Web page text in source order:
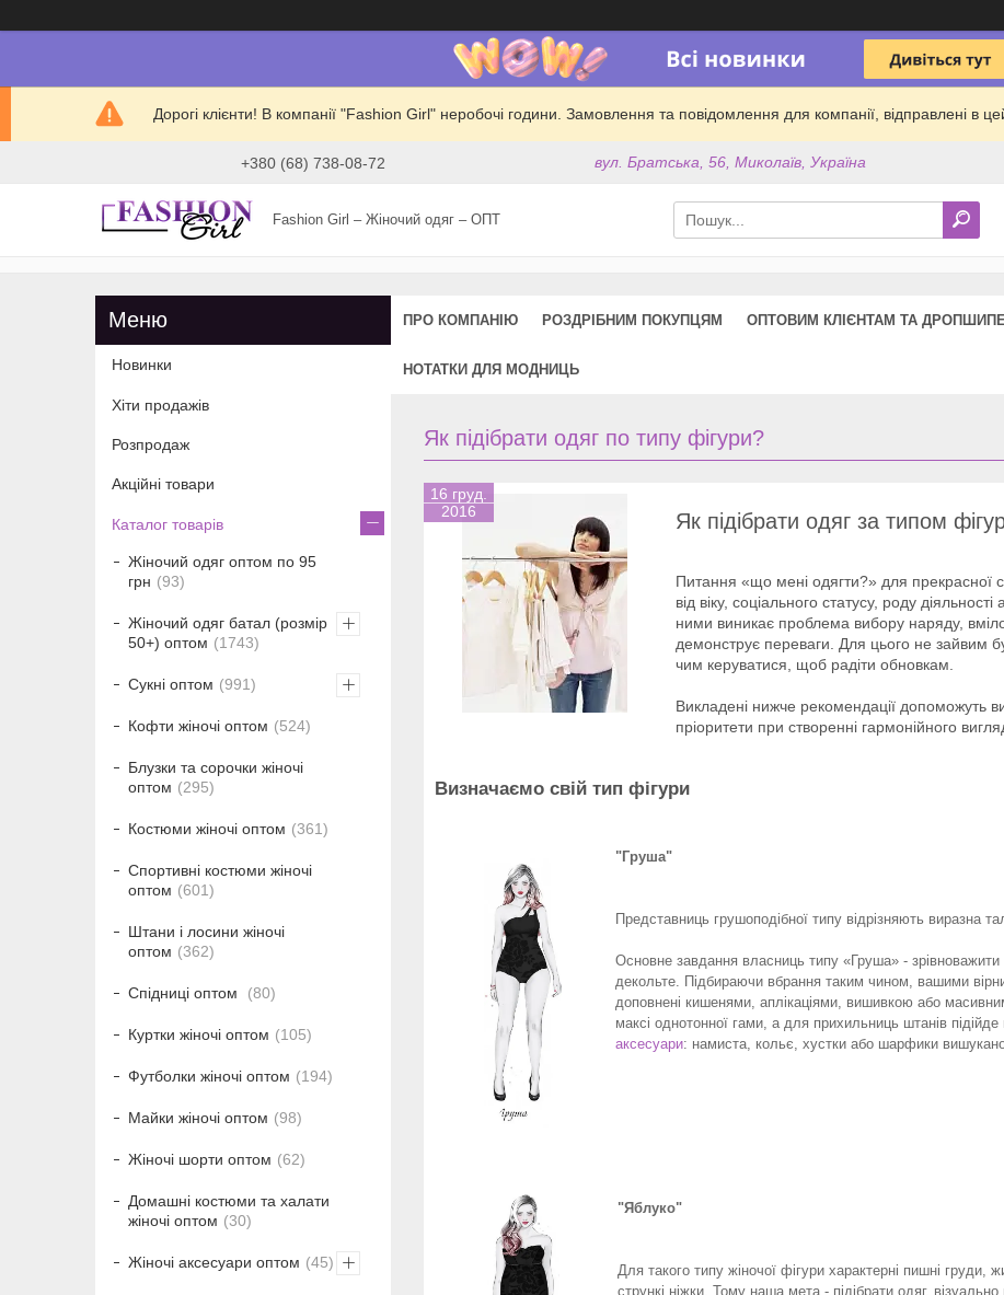
Дорогі клієнти! В компанії "Fashion Girl" неробочі години. Замовлення та повідомлення для компанії, відправлені в
+380 (68) 738-08-72 вул. Братська, 56, Миколаїв, Україна
Fashion Girl – Жіночий одяг – ОПТ
ПРО КОМПАНІЮ РОЗДРІБНИМ ПОКУПЦЯМ ОПТОВИМ КЛІЄНТАМ ТА
НОТАТКИ ДЛЯ МОДНИЦЬ
Як підібрати одяг по типу фігури?
16 груд.
2016
Як підібрати одяг за типом
Питання «що мені одягти?» для прекрасної
від віку, соціального статусу, роду
ними виникає проблема вибору наряду,
демонструє переваги. Для цього не зайвим
чим керуватися, щоб радіти обновкам.
Викладені нижче рекомендації допоможуть
пріоритети при створенні гармонійного
Визначаємо свій тип фігури
"Груша"
Представниць грушоподібної типу відрізняють виразна
Основне завдання власниць типу «Груша» -
декольте. Підбираючи вбрання таким чином, вашими
доповнені кишенями, аплікаціями, вишивкою або
максі однотонної гами, а для прихильниць штанів
аксесуари: намиста, кольє, хустки або шарфики
"Яблуко"
Для такого типу жіночої фігури характерні пишні груди,
стрункі ніжки. Тому наша мета - підібрати одяг,
Новинки
Хіти продажів
Розпродаж
Акційні товари
Каталог товарів
Жіночий одяг оптом по 95
грн
93
Жіночий одяг батал (розмір
50+) оптом
1743
Сукні оптом 991
Кофти жіночі оптом 524
Блузки та сорочки жіночі
оптом
295
Костюми жіночі оптом 361
Спортивні костюми жіночі
оптом
601
Штани і лосини жіночі
оптом
362
Спідниці оптом 80
Куртки жіночі оптом 105
Футболки жіночі оптом 194
Майки жіночі оптом 98
Жіночі шорти оптом 62
Домашні костюми та халати
жіночі оптом
30
Жіночі аксесуари оптом 45